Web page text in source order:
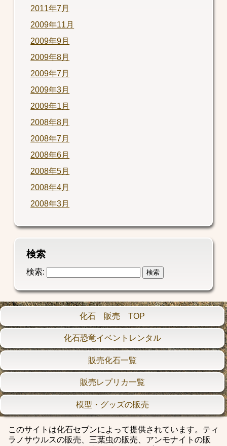
2011年7月
2009年11月
2009年9月
2009年8月
2009年7月
2009年3月
2009年1月
2008年8月
2008年7月
2008年6月
2008年5月
2008年4月
2008年3月
検索
検索:
化石 販売 TOP
化石恐竜イベントレンタル
販売化石一覧
販売レプリカ一覧
模型・グッズの販売
このサイトは化石セブンによって提供されています。ティ
ラノサウルスの販売、三葉虫の販売、アンモナイトの販